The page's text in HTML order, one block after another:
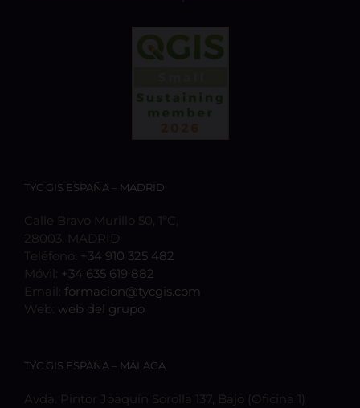
TYC GIS ESPAÑA – MADRID
Calle Bravo Murillo 50, 1ºC,
28003, MADRID
Teléfono: +34 910 325 482
Móvil: +34 635 619 882
Email: formacion@tycgis.com
Web: web del grupo
TYC GIS ESPAÑA – MÁLAGA
Avda. Pintor Joaquín Sorolla 137, Bajo (Oficina 1)